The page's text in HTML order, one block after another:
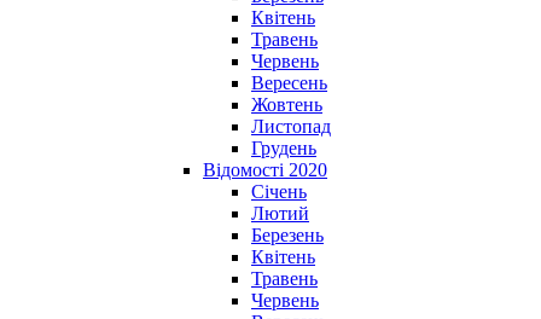
Квітень
Травень
Червень
Вересень
Жовтень
Листопад
Грудень
Відомості 2020
Січень
Лютий
Березень
Квітень
Травень
Червень